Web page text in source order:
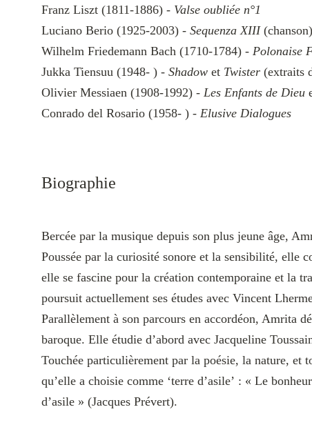
Franz Liszt (1811-1886) - Valse oubliée n°1
Luciano Berio (1925-2003) - Sequenza XIII(chanson)
Wilhelm Friedemann Bach (1710-1784) - Polonaise
Jukka Tiensuu (1948- ) - Shadow et Twister (extraits
Olivier Messiaen (1908-1992) - Les Enfants de Dieu
Conrado del Rosario (1958- ) - Elusive Dialogues
Biographie
Bercée par la musique depuis son plus jeune âge,
Poussée par la curiosité sonore et la sensibilité, elle
elle se fascine pour la création contemporaine et la
poursuit actuellement ses études avec Vincent
Parallèlement à son parcours en accordéon, Amrita
baroque. Elle étudie d’abord avec Jacqueline
Touchée particulièrement par la poésie, la nature, et
qu’elle a choisie comme ‘terre d’asile’ : « Le
d’asile » (Jacques Prévert).